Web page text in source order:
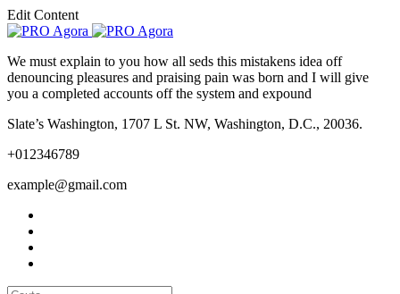
Edit Content
We must explain to you how all seds this mistakens idea off
denouncing pleasures and praising pain was born and I will give
you a completed accounts off the system and expound
Slate’s Washington, 1707 L St. NW, Washington, D.C., 20036.
+012346789
example@gmail.com